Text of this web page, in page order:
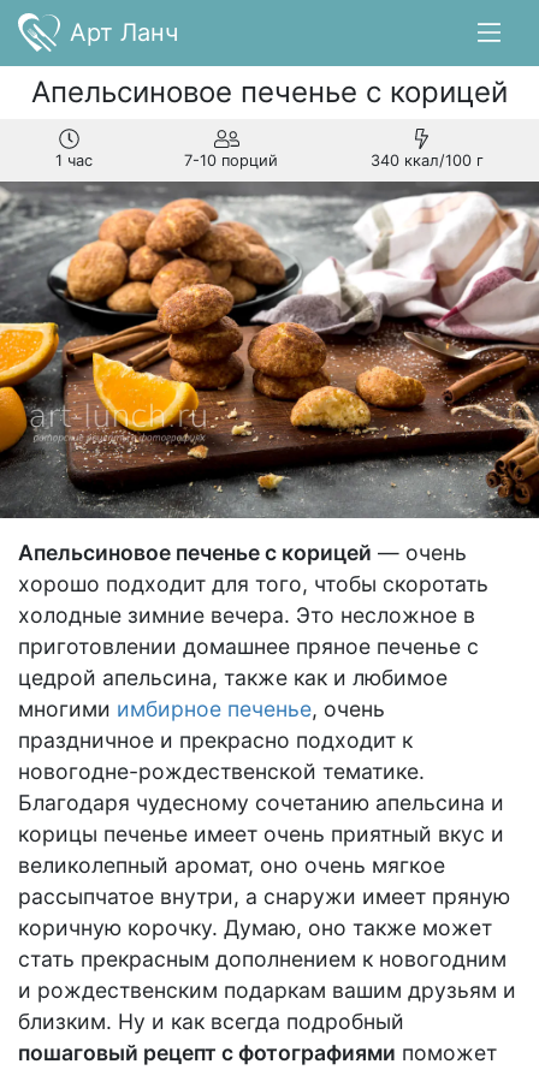
Арт Ланч
Апельсиновое печенье с корицей
1 час 7-10 порций 340 ккал/100 г
Апельсиновое печенье с корицей — очень
хорошо подходит для того, чтобы скоротать
холодные зимние вечера. Это несложное в
приготовлении домашнее пряное печенье с
цедрой апельсина, также как и любимое
многими имбирное печенье, очень
праздничное и прекрасно подходит к
новогодне-рождественской тематике.
Благодаря чудесному сочетанию апельсина и
корицы печенье имеет очень приятный вкус и
великолепный аромат, оно очень мягкое
рассыпчатое внутри, а снаружи имеет пряную
коричную корочку. Думаю, оно также может
стать прекрасным дополнением к новогодним
и рождественским подаркам вашим друзьям и
близким. Ну и как всегда подробный
пошаговый рецепт с фотографиями поможет